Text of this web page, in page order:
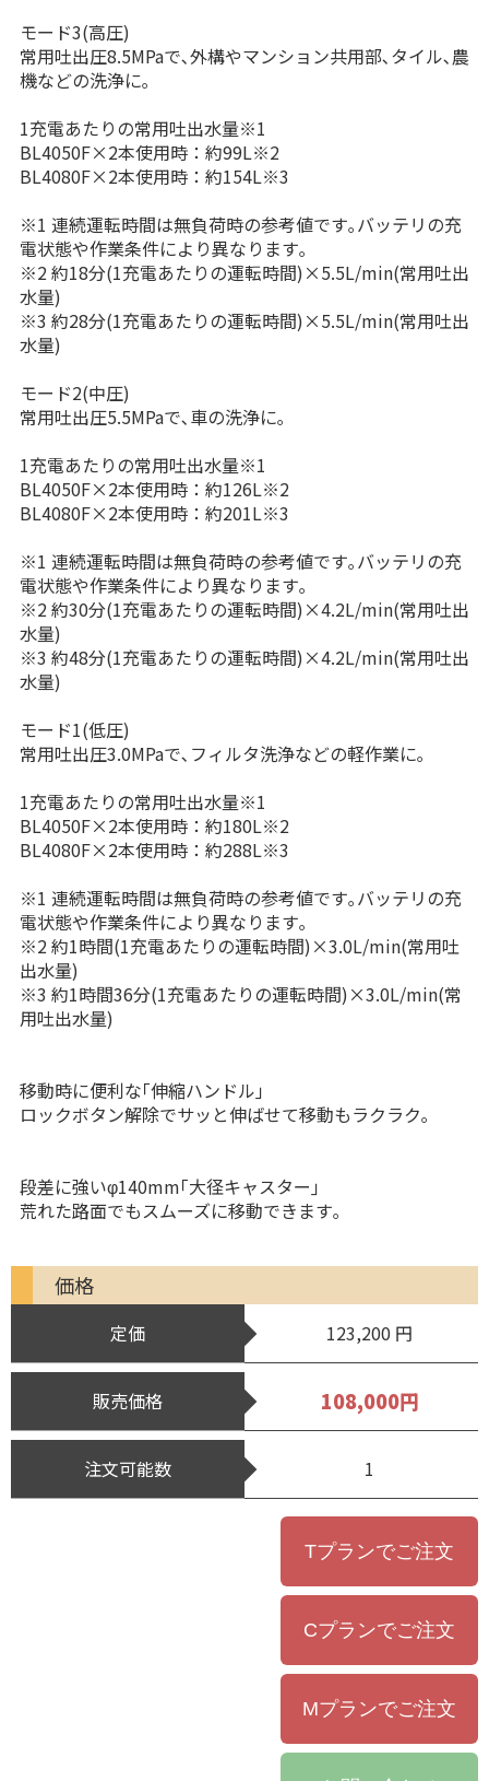
モード3(高圧)
常用吐出圧8.5MPaで､外構やマンション共用部､タイル､農
機などの洗浄に｡
1充電あたりの常用吐出水量※1
BL4050F×2本使用時：約99L※2
BL4080F×2本使用時：約154L※3
※1 連続運転時間は無負荷時の参考値です｡バッテリの充
電状態や作業条件により異なります｡
※2 約18分(1充電あたりの運転時間)×5.5L/min(常用吐出
水量)
※3 約28分(1充電あたりの運転時間)×5.5L/min(常用吐出
水量)
モード2(中圧)
常用吐出圧5.5MPaで､車の洗浄に｡
1充電あたりの常用吐出水量※1
BL4050F×2本使用時：約126L※2
BL4080F×2本使用時：約201L※3
※1 連続運転時間は無負荷時の参考値です｡バッテリの充
電状態や作業条件により異なります｡
※2 約30分(1充電あたりの運転時間)×4.2L/min(常用吐出
水量)
※3 約48分(1充電あたりの運転時間)×4.2L/min(常用吐出
水量)
モード1(低圧)
常用吐出圧3.0MPaで､フィルタ洗浄などの軽作業に｡
1充電あたりの常用吐出水量※1
BL4050F×2本使用時：約180L※2
BL4080F×2本使用時：約288L※3
※1 連続運転時間は無負荷時の参考値です｡バッテリの充
電状態や作業条件により異なります｡
※2 約1時間(1充電あたりの運転時間)×3.0L/min(常用吐
出水量)
※3 約1時間36分(1充電あたりの運転時間)×3.0L/min(常
用吐出水量)
移動時に便利な｢伸縮ハンドル｣
ロックボタン解除でサッと伸ばせて移動もラクラク｡
段差に強いφ140mm｢大径キャスター｣
荒れた路面でもスムーズに移動できます｡
価格
定価 123,200 円
販売価格 108,000円
注文可能数 1